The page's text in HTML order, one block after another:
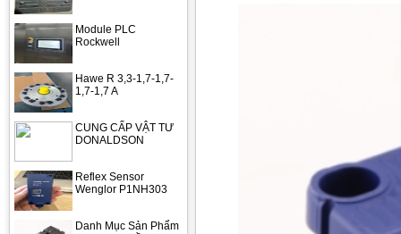
Module PLC
Rockwell
Hawe R 3,3-1,7-1,7-
1,7-1,7 A
CUNG CẤP VẬT TƯ
DONALDSON
Reflex Sensor
Wenglor P1NH303
Danh Mục Sản Phẩm